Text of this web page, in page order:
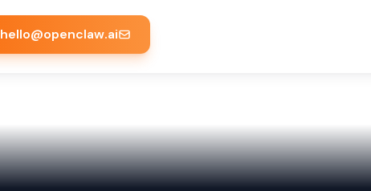
hello@openclaw.ai